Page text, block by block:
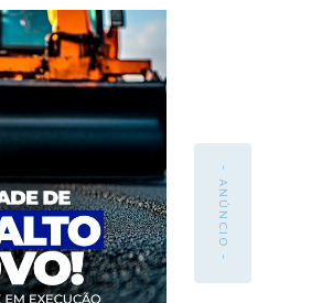
- ANÚNCIO -